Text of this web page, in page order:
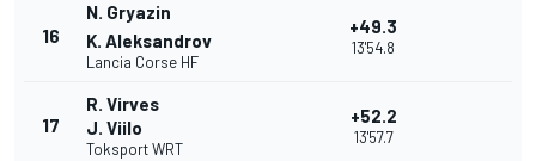
16
N. Gryazin
K. Aleksandrov
Lancia Corse HF
+49.3
13'54.8
17
R. Virves
J. Viilo
Toksport WRT
+52.2
13'57.7